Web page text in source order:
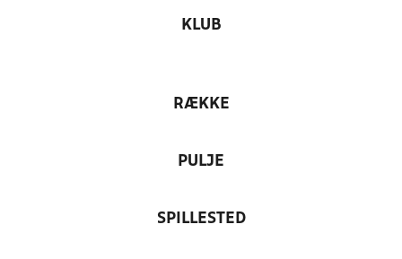
KLUB
RÆKKE
PULJE
SPILLESTED